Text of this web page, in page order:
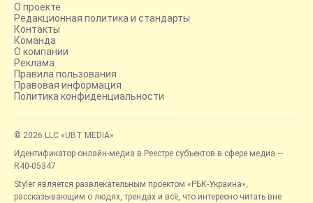
О проекте
Редакционная политика и стандарты
Контакты
Команда
О компании
Реклама
Правила пользования
Правовая информация
Политика конфиденциальности
© 2026 LLC «UBT MEDIA»
Идентификатор онлайн-медиа в Реестре субъектов в сфере медиа —
R40-05347
Styler является развлекательным проектом «РБК-Украина»,
рассказывающим о людях, трендах и всё, что интересно читать вне